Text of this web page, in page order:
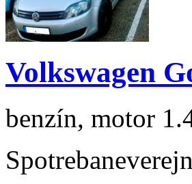
Volkswagen
benzín, motor
Spotreba